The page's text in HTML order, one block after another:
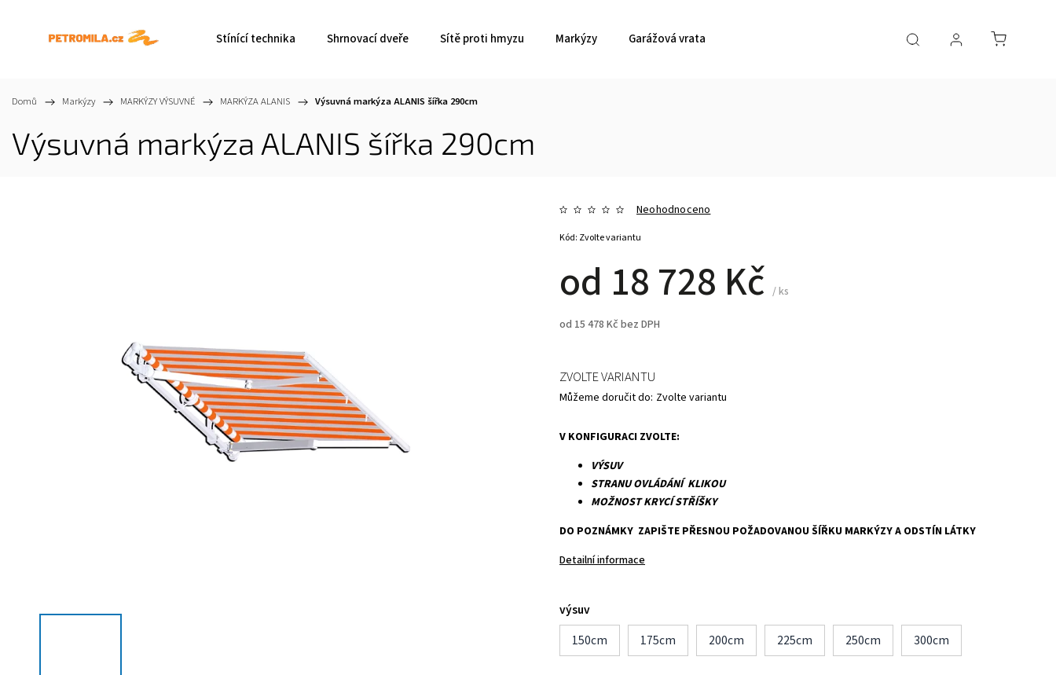
Stínící technika Shrnovací dveře Sítě proti hmyzu Markýzy Garážová vrata
Domů / Markýzy / MARKÝZY VÝSUVNÉ / MARKÝZA ALANIS / Výsuvná markýza ALANIS šířka 290cm
Výsuvná markýza ALANIS šířka 290cm
Neohodnoceno
od 18 728 Kč / ks
od 15 478 Kč bez DPH
Kód: Zvolte variantu
V KONFIGURACI ZVOLTE:
VÝSUV
STRANU OVLÁDÁNÍ KLIKOU
MOŽNOST KRYCÍ STŘÍŠKY
DO POZNÁMKY ZAPIŠTE PŘESNOU POŽADOVANOU ŠÍŘKU MARKÝZY A ODSTÍN LÁTKY
Detailní informace
výsuv
150cm
175cm 200cm 225cm 250cm 300cm
ZVOLTE VARIANTU
Můžeme doručit do: Zvolte variantu